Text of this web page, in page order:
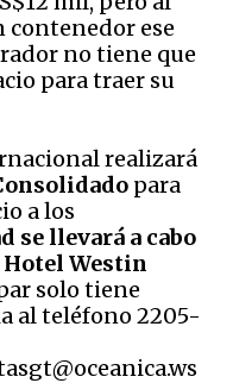
contenedor ese
no tiene que
para traer su
realizará
para
a los
se llevará a cabo
Hotel Westin
solo tiene
al teléfono 2205-